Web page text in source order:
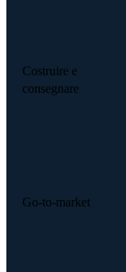
Costruire e
consegnare
Go-to-market